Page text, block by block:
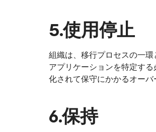
5.使用停止
組織は、移行プロセスの一
アプリケーションを特定す
化されて保守にかかるオーバ
6.保持